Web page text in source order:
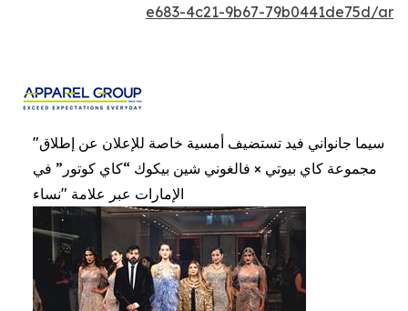
e683-4c21-9b67-79b0441de75d/ar
"سيما جانواني فيد تستضيف أمسية خاصة للإعلان عن إطلاق
مجموعة كاي بيوتي × فالغوني شين بيكوك “كاي كوتور” في
الإمارات عبر علامة "نساء